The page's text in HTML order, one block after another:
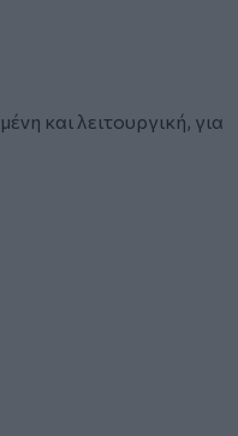
και λειτουργική, για